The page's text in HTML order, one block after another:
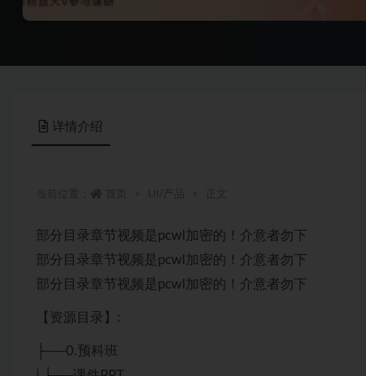
详情介绍
部分目录章节视频是pcwl加密的！介意者勿下
部分目录章节视频是pcwl加密的！介意者勿下
部分目录章节视频是pcwl加密的！介意者勿下
【资源目录】:
├──0.预科班